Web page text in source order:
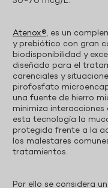
Atenox®, es un
y prebiótico con gran
biodisponibilidad y
diseñado para el
carenciales y
pirofosfato
una fuente de hierro
minimiza
esta tecnología la
protegida frente a la
los malestares
tratamientos.
Por ello se considera